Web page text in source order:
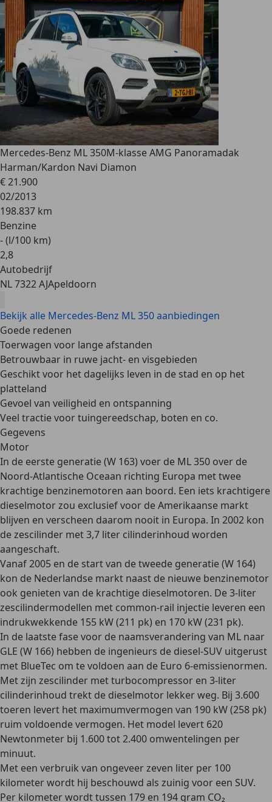
Mercedes-Benz ML 350M-klasse AMG Panoramadak
Harman/Kardon Navi Diamon
€ 21.900
02/2013
198.837 km
Benzine
- (l/100 km)
2,8
Autobedrijf
NL 7322 AJApeldoorn
Bekijk alle Mercedes-Benz ML 350 aanbiedingen
Goede redenen
Toerwagen voor lange afstanden
Betrouwbaar in ruwe jacht- en visgebieden
Geschikt voor het dagelijks leven in de stad en op het
platteland
Gevoel van veiligheid en ontspanning
Veel tractie voor tuingereedschap, boten en co.
Gegevens
Motor
In de eerste generatie (W 163) voer de ML 350 over de
Noord-Atlantische Oceaan richting Europa mettwee
krachtige benzinemotoren aan boord. Een iets krachtigere
dieselmotor zou exclusief voor de Amerikaanse markt
blijven en verscheen daarom nooit in Europa. In 2002 kon
de zescilinder met 3,7 liter cilinderinhoud worden
aangeschaft.
Vanaf 2005 en de start van de tweede generatie (W 164)
kon de Nederlandse markt naast de nieuwe benzinemotor
ook genieten van de krachtige dieselmotoren. De 3-liter
zescilindermodellen met common-rail injectie leveren een
indrukwekkende 155 kW (211 pk) en 170 kW (231 pk).
In de laatste fase voor de naamsverandering van ML naar
GLE (W 166) hebben de ingenieurs de diesel-SUV uitgerust
met BlueTec om te voldoen aan de Euro 6-emissienormen.
Met zijn zescilinder met turbocompressor en 3-liter
cilinderinhoud trekt de dieselmotor lekker weg. Bij 3.600
toeren levert het maximumvermogen van 190 kW (258 pk)
ruim voldoende vermogen. Het model levert 620
Newtonmeter bij 1.600 tot 2.400 omwentelingen per
minuut.
Met een verbruik van ongeveer zeven liter per 100
kilometerwordt hij beschouwd als zuinig voor een SUV.
Per kilometer wordt tussen 179 en 194 gram CO₂